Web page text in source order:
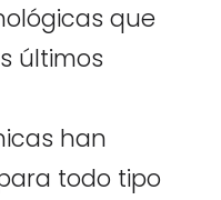
que
últimos
han
todo tipo